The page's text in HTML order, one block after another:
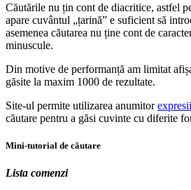
Căutările nu țin cont de diacritice, astfel
apare cuvântul „țarină” e suficient să
asemenea căutarea nu ține cont de
minuscule.
Din motive de performanță am limitat
găsite la maxim 1000 de rezultate.
Site-ul permite utilizarea anumitor
căutare pentru a găsi cuvinte cu diferite
Mini-tutorial de căutare
Lista comenzi